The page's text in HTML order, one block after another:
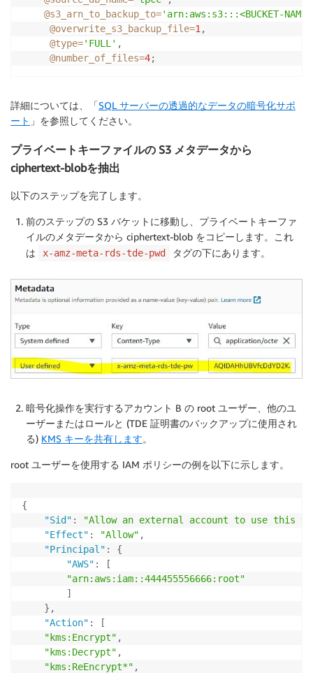
@s3_arn_to_backup_to='arn:aws:s3:::<BUCKET-
@overwrite_s3_backup_file=1,
@type='FULL' ,
@number_of_files=4;
詳細については、「SQL サーバーの透過的なデータの暗号化サポ
ート 」を参照してください。
プライベートキーファイルの S3 メタデータから
ciphertext-blobを抽出
以下のステップを完了します。
前のステップの S3 バケットに移動し、プライベートキーファ
イルのメタデータから ciphertext-blob をコピーします。これ
は
x-amz-meta-rds-tde-pwd タグの下にあります。
暗号化操作を実行するアカウント B の root ユーザー、他のユ
ーザーまたはロールと (TDE 証明書のバックアップに使用され
る) KMS キーを共有します。
root ユーザーを使用する IAM ポリシーの例を以下に示します。
{
"Sid" :
"Allow an external account to use this
"Effect" : "Allow" ,
"Principal" :
{
"AWS" :
[
"arn:aws:iam::444455556666:root"
]
} ,
"Action" :
[
"kms:Encrypt" ,
"kms:Decrypt" ,
"kms:ReEncrypt*" ,